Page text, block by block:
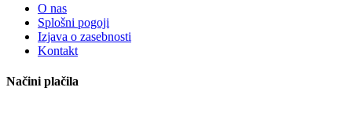
O nas
Splošni pogoji
Izjava o zasebnosti
Kontakt
Načini plačila